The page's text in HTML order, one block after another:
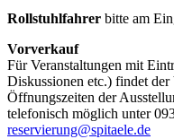
Rollstuhlfahrer bitte am
Vorverkauf
Für Veranstaltungen mit
Diskussionen etc.) findet
Öffnungszeiten der
telefonisch möglich unter
reservierung@spitaele.de